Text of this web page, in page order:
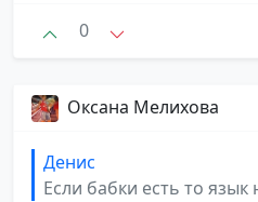
0
Оксана Мелихова
Денис
Если бабки есть то язык